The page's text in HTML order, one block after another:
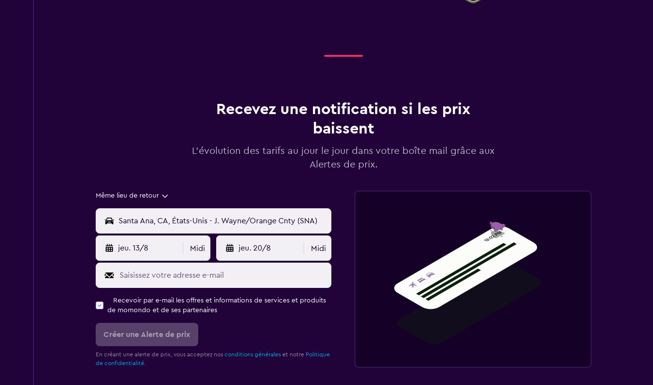
Recevez une notification si les prix
baissent
L’évolution des tarifs au jour le jour dans votre boîte mail grâce aux
Alertes de prix.
Même lieu de retour
jeu. 13/8 Midi jeu. 20/8 Midi
Recevoir par e-mail les offres et informations de services et produits
de momondo et de ses partenaires
Créer une Alerte de prix
En créant une alerte de prix, vous acceptez nos conditions généraleset notre Politique
de confidentialité.